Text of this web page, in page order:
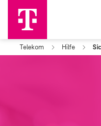
Telekom Hilfe